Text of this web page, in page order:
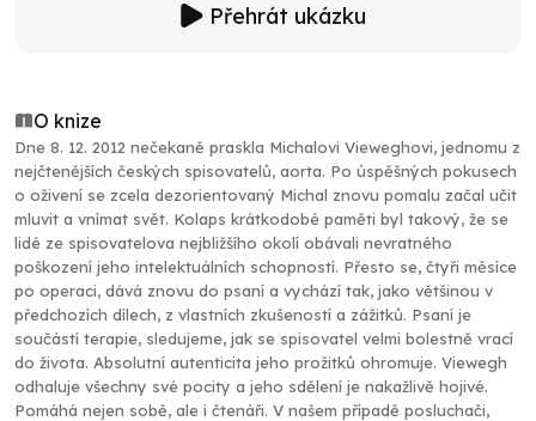
Přehrát ukázku
O knize
Dne 8. 12. 2012 nečekaně praskla Michalovi Vieweghovi, jednomu z
nejčtenějších českých spisovatelů, aorta. Po úspěšných pokusech
o oživení se zcela dezorientovaný Michal znovu pomalu začal učit
mluvit a vnímat svět. Kolaps krátkodobé paměti byl takový, že se
lidé ze spisovatelova nejbližšího okolí obávali nevratného
poškození jeho intelektuálních schopností. Přesto se, čtyři měsíce
po operaci, dává znovu do psaní a vychází tak, jako většinou v
předchozích dílech, z vlastních zkušeností a zážitků. Psaní je
součástí terapie, sledujeme, jak se spisovatel velmi bolestně vrací
do života. Absolutní autenticita jeho prožitků ohromuje. Viewegh
odhaluje všechny své pocity a jeho sdělení je nakažlivě hojivé.
Pomáhá nejen sobě, ale i čtenáři. V našem případě posluchači,